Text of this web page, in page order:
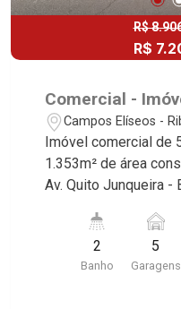
R$
R$
Comercial -
Campos Elíseos -
Imóvel comercial de
1.353m² de área
Av. Quito Junqueira -
deste imóvel que a
selecionou para você: - 5.918m² de área terreno e
1.353m² de área
2
Banho
5
Garagens